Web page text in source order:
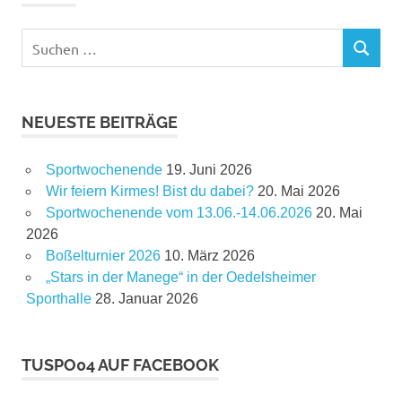
nach:
SUCHEN
NEUESTE BEITRÄGE
Sportwochenende 19. Juni 2026
Wir feiern Kirmes! Bist du dabei? 20. Mai 2026
Sportwochenende vom 13.06.-14.06.2026 20. Mai
2026
Boßelturnier 2026 10. März 2026
„Stars in der Manege“ in der Oedelsheimer
Sporthalle 28. Januar 2026
TUSPO04 AUF FACEBOOK